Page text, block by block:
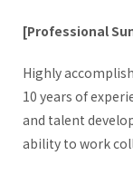
[Professional
Highly
10 years of
and talent
ability to work